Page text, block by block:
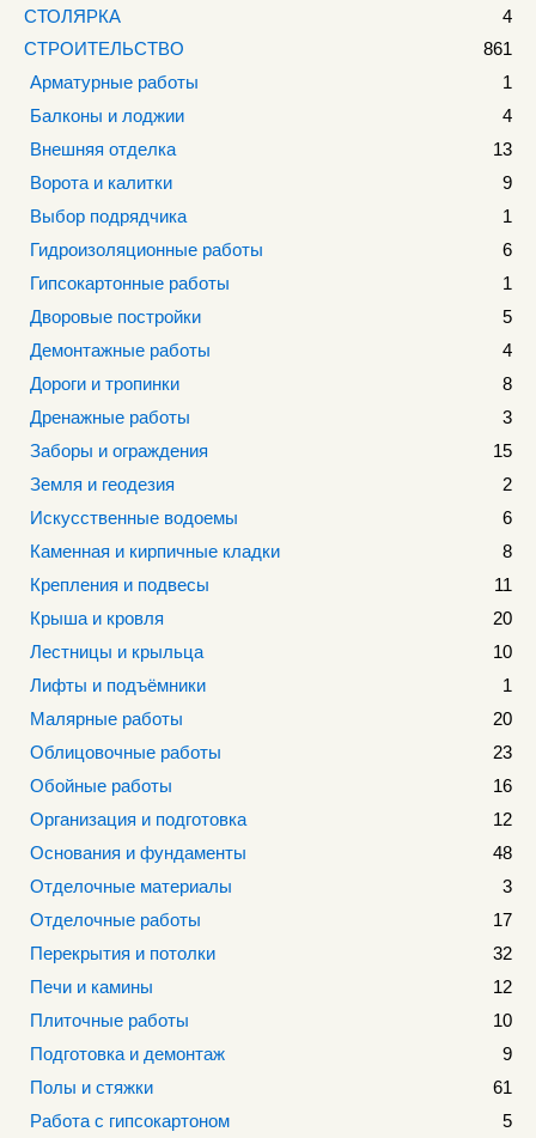
СТОЛЯРКА
4
СТРОИТЕЛЬСТВО
861
Арматурные работы
1
Балконы и лоджии
4
Внешняя отделка
13
Ворота и калитки
9
Выбор подрядчика
1
Гидроизоляционные работы
6
Гипсокартонные работы
1
Дворовые постройки
5
Демонтажные работы
4
Дороги и тропинки
8
Дренажные работы
3
Заборы и ограждения
15
Земля и геодезия
2
Искусственные водоемы
6
Каменная и кирпичные кладки
8
Крепления и подвесы
11
Крыша и кровля
20
Лестницы и крыльца
10
Лифты и подъёмники
1
Малярные работы
20
Облицовочные работы
23
Обойные работы
16
Организация и подготовка
12
Основания и фундаменты
48
Отделочные материалы
3
Отделочные работы
17
Перекрытия и потолки
32
Печи и камины
12
Плиточные работы
10
Подготовка и демонтаж
9
Полы и стяжки
61
Работа с гипсокартоном
5